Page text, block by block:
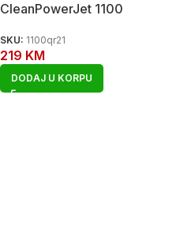
CleanPowerJet 1100
SKU: 1100qr21
219 KM
DODAJ U KORPU